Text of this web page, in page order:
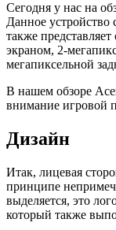
Сегодня у нас на
Данное устройство
также
экраном, 2-
мегапиксельной
В нашем обзоре
внимание игровой
Дизайн
Итак, лицевая
принципе
выделяется, это
который также